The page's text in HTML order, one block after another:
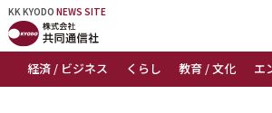
KK KYODO NEWS SITE
経済 / ビジネス くらし 教育 / 文化 エ
KK KYODONEWS SITE
トップページ